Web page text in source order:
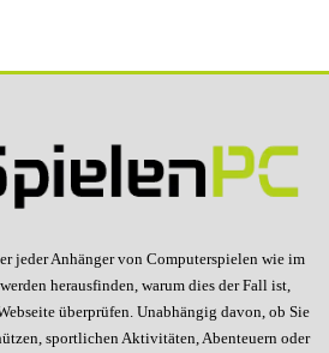
jeder Anhänger von Computerspielen wie im
herausfinden, warum dies der Fall ist,
überprüfen. Unabhängig davon, ob Sie
sportlichen Aktivitäten, Abenteuern oder